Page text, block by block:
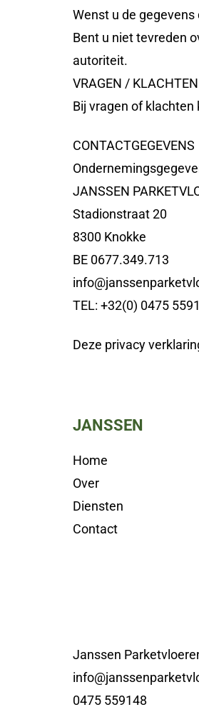
Wenst u de
Bent u niet tevreden
autoriteit.
VRAGEN / KLACHTEN
Bij vragen of
CONTACTGEGEVENS
JANSSEN
Stadionstraat 20
8300 Knokke
BE 0677.349.713
TEL: +32(0) 0475
Deze privacy
JANSSEN
Home
Over
Diensten
Contact
Janssen
0475 559148